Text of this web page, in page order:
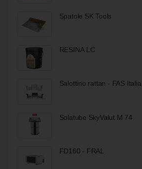
Spatole SK Tools
RESINA LC
Salottino rattan - FAS Italia
Solatube SkyValut M 74
FD160 - FRAL